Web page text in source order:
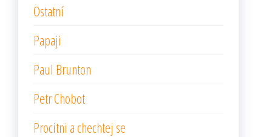
Ostatní
Papaji
Paul Brunton
Petr Chobot
Procitni a chechtej se